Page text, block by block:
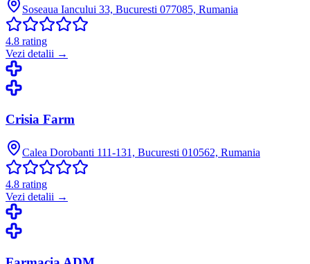
Soseaua Iancului 33, Bucuresti 077085, Rumania
4.8 rating
Vezi detalii →
Crisia Farm
Calea Dorobanti 111-131, Bucuresti 010562, Rumania
4.8 rating
Vezi detalii →